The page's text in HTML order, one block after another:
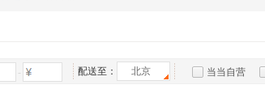
- 配送至： 北京 当当自营